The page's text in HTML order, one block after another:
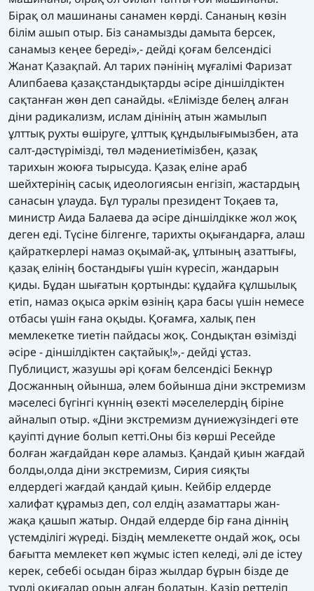
Бірақ ол машинаны санамен көрді. Сананың көзін
білім ашып отыр. Біз санамызды дамыта берсек,
санамыз кеңее береді»,- дейді қоғам белсендісі
Жанат Қазақпай. Ал тарих пәнінің мұғалімі Фаризат
Алипбаева қазақстандықтарды әсіре діншілдіктен
сақтанған жөн деп санайды. «Елімізде белең алған
діни радикализм, ислам дінінің атын жамылып
ұлттық рухты өшіруге, ұлттық құндылығымызбен, ата
салт-дәстүрімізді, төл мәдениетімізбен, қазақ
тарихын жоюға тырысуда. Қазақ еліне араб
шейхтерінің сасық идеологиясын енгізіп, жастардың
санасын ұлауда. Бұл туралы президент Тоқаев та,
министр Аида Балаева да әсіре діншілдікке жол жоқ
деген еді. Түсіне білгенге, тарихты оқығандарға, алаш
қайраткерлері намаз оқымай-ақ, ұлтының азаттығы,
қазақ елінің бостандығы үшін күресіп, жандарын
қиды. Бұдан шығатын қортынды: құдайға құлшылық
етіп, намаз оқыса әркім өзінің қара басы үшін немесе
отбасы үшін ғана оқыды. Қоғамға, халық пен
мемлекетке тиетін пайдасы жоқ. Сондықтан өзімізді
әсіре - діншілдіктен сақтайық!»,- дейді ұстаз.
Публицист, жазушы әрі қоғам белсендісі Бекнұр
Досжанның ойынша, әлем бойынша діни экстремизм
мәселесі бүгінгі күннің өзекті мәселелердің біріне
айналып отыр. «Діни экстремизм дүниежүзіндегі өте
қауіпті дүние болып кетті.Оны біз көрші Ресейде
болған жағдайдан көре аламыз. Қандай қиын жағдай
болды,олда діни экстремизм, Сирия сияқты
елдердегі жағдай қандай қиын. Кейбір елдерде
халифат құрамыз деп, сол елдің азаматтары жан-
жақа қашып жатыр. Ондай елдерде бір ғана діннің
үстемділігі жүреді. Біздің мемлекетте ондай жоқ, осы
бағытта мемлекет көп жұмыс істеп келеді, әлі де істеу
керек, себебі осыдан біраз жылдар бұрын бізде де
түрлі оқиғалар орын алған болатын. Қазір реттеліп